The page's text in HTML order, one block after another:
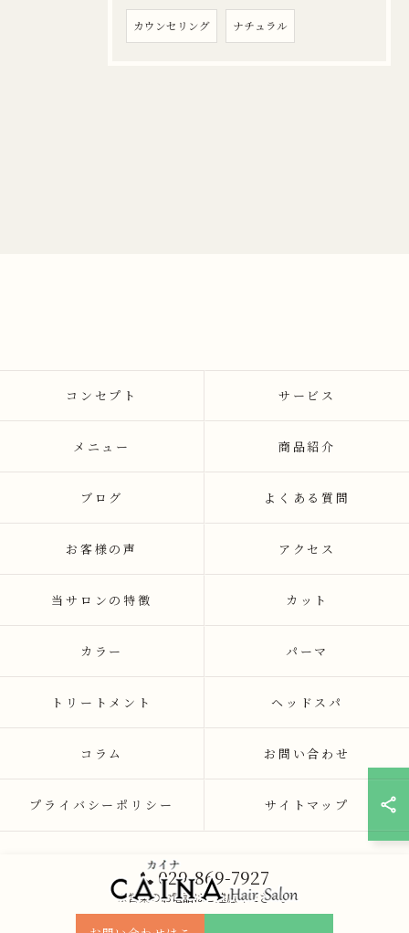
カウンセリング ナチュラル
029-869-7927
※営業のお電話はご遠慮ください。
コンセプト サービス
メニュー 商品紹介
ブログ よくある質問
お客様の声 アクセス
当サロンの特徴 カット
カラー パーマ
トリートメント ヘッドスパ
コラム お問い合わせ
プライバシーポリシー サイトマップ